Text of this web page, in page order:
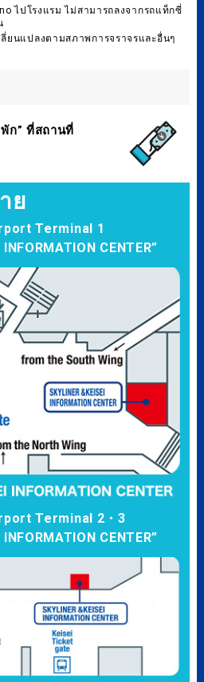
ไปโรงแรม ไม่สามารถลงจากรถแท็กซี่
ยนแปลงตามสภาพการจราจรและอื่นๆ
ก” ที่สถานที่
ย
Terminal 1
CENTER”
Terminal 2・3
CENTER”